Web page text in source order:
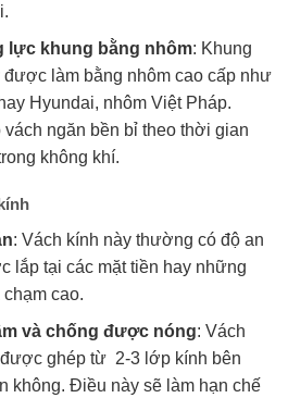
lực khung bằng nhôm: Khung
được làm bằng nhôm cao cấp như
Hyundai, nhôm Việt Pháp.
ngăn bền bỉ theo thời gian
không khí.
: Vách kính này thường có độ an
lắp tại các mặt tiền hay những
cao.
và chống được nóng: Vách
ghép từ 2-3 lớp kính bên
không. Điều này sẽ làm hạn chế